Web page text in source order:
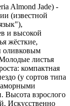
Almond Jade) -
(известной
и высокой
жёсткие,
оливковым
листья
компактная
(у сортов типа
Высота взрослого
Искусственно